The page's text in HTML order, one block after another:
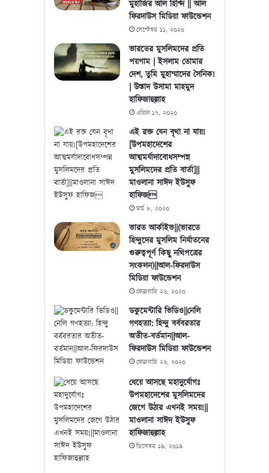
মুহাজির আল হিণ্দি || আল
ফিরদাউস মিডিয়া ফাউন্ডেশন
সেপ্টেম্বর ১১, ২০২০
ভারতের মুসলিমদের প্রতি
পয়গাম | ইসলাম তোমার
দেশ, তুমি মুহাম্মাদের সৈনিক!
| উস্তাদ উসামা মাহমুদ
হাফিজাহুল্লাহ
এপ্রিল ১৭, ২০২০
এই রক্ত যেন বৃথা না যায়!
[উপমহাদেশের
আত্মমর্যাদাবোধসম্পন্ন
মুসলিমদের প্রতি বার্তা]||
মাওলানা সাঈদ ইউসুফ
হাফিজ
মার্চ ৮, ২০২০
ভারত আর্কাইভ||(ভারতে
হিন্দুদের মুসলিম নির্যাতনের
গুরুত্বপূর্ণ কিছু নথিপত্রের
সংকলন)||আল-ফিরদাউস
মিডিয়া ফাউন্ডেশন
ফেব্রুয়ারি ২৬, ২০২০
ডকুমেন্টারি ভিডিও||নেলি
গণহত্যা: হিন্দু বর্ববরতার
অতীত-বর্তমান||আল-
ফিরদাউস মিডিয়া ফাউন্ডেশন
ফেব্রুয়ারি ২৬, ২০২০
ধেয়ে আসছে মহাদুর্যোগঃ
উপমহাদেশের মুসলিমদের
জেগে উঠার এখনই সময়!||
মাওলানা সাঈদ ইউসুফ
হাফিজাহুল্লাহ
ডিসেম্বর ১৯, ২০১৯